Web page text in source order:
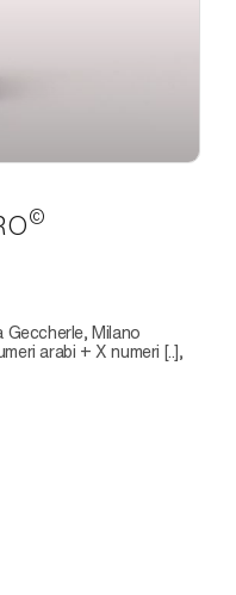
©
arabi + X numeri [..],